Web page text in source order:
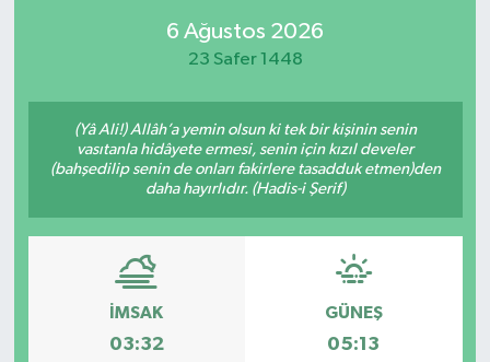
6 Ağustos 2026
23 Safer 1448
(Yâ Ali!) Allâh’a yemin olsun ki tek bir kişinin senin
vasıtanla hidâyete ermesi, senin için kızıl develer
(bahşedilip senin de onları fakirlere tasadduk etmen)den
daha hayırlıdır. (Hadis-i Şerif)
İMSAK
03:32
GÜNEŞ
05:13